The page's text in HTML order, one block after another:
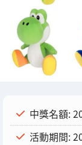
中獎名額:
活動期間: